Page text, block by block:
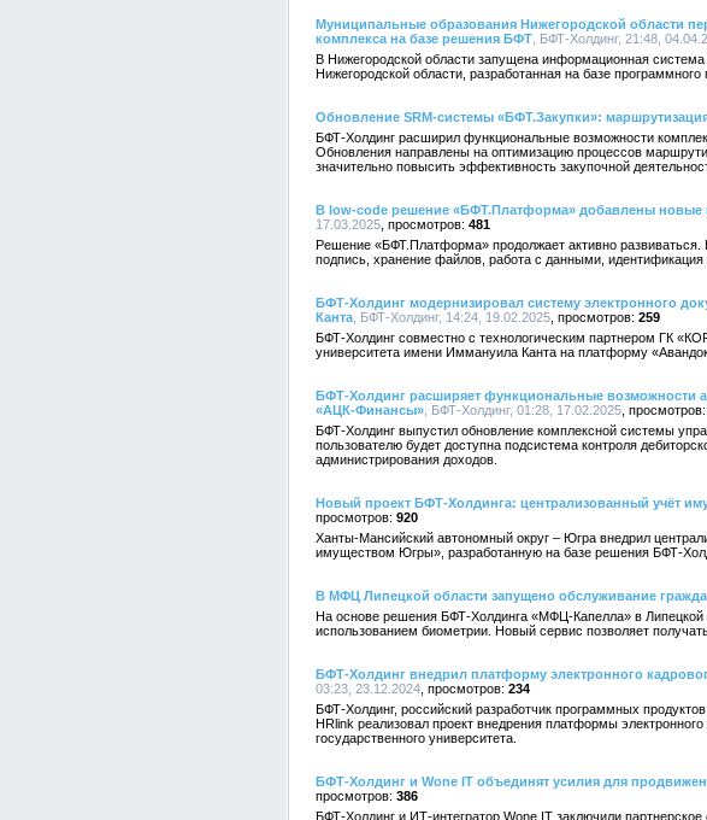
Муниципальные образования Нижегородской области
комплекса на базе решения БФТ , БФТ-Холдинг, 21:48,
В Нижегородской области запущена информационная
Нижегородской области, разработанная на базе
Обновление SRM-системы «БФТ.Закупки»:
БФТ-Холдинг расширил функциональные возможности
Обновления направлены на оптимизацию процессов
значительно повысить эффективность закупочной
В low-code решение «БФТ.Платформа» добавлены новые
17.03.2025
481
Решение «БФТ.Платформа» продолжает активно развиваться.
подпись, хранение файлов, работа с данными, идентификация
БФТ-Холдинг модернизировал систему электронного
Канта , БФТ-Холдинг, 14:24, 19.02.2025
259
БФТ-Холдинг совместно с технологическим партнером ГК
университета имени Иммануила Канта на платформу
БФТ-Холдинг расширяет функциональные возможности
«АЦК-Финансы» , БФТ-Холдинг, 01:28, 17.02.2025
БФТ-Холдинг выпустил обновление комплексной системы
пользователю будет доступна подсистема контроля
администрирования доходов.
Новый проект БФТ-Холдинга: централизованный учёт
920
Ханты-Мансийский автономный округ – Югра внедрил
имуществом Югры», разработанную на базе решения БФТ-
В МФЦ Липецкой области запущено обслуживание
На основе решения БФТ-Холдинга «МФЦ-Капелла» в Липецкой
использованием биометрии. Новый сервис позволяет
БФТ-Холдинг внедрил платформу электронного
03:23, 23.12.2024
234
БФТ-Холдинг, российский разработчик программных
HRlink реализовал проект внедрения платформы
государственного университета.
БФТ-Холдинг и Wone IT объединят усилия для
386
БФТ-Холдинг и ИТ-интегратор Wone IT заключили